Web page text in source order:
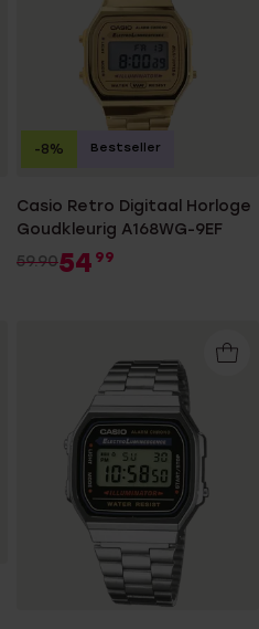
Casio Retro Digitaal Horloge
Goudkleurig A168WG-9EF
59.9054 99
-8% Bestseller